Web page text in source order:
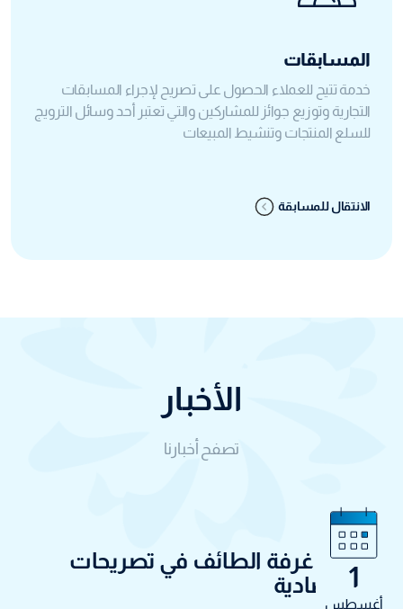
المسابقات
خدمة تتيح للعملاء الحصول على تصريح لإجراء المسابقات
التجارية وتوزيع جوائز للمشاركين والتي تعتبر أحد وسائل الترويج
للسلع المنتجات وتنشيط المبيعات
الانتقال للمسابقة
الأخبار
تصفح أخبارنا
1
أغسطس
رئيس غرفة الطائف في تصريحات
للأقتصادية